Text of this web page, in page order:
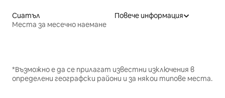
Сиатъл
Места за месечно наемане
Повече информация
*Възможно е да се прилагат известни изключения в
определени географски райони и за някои типове места.